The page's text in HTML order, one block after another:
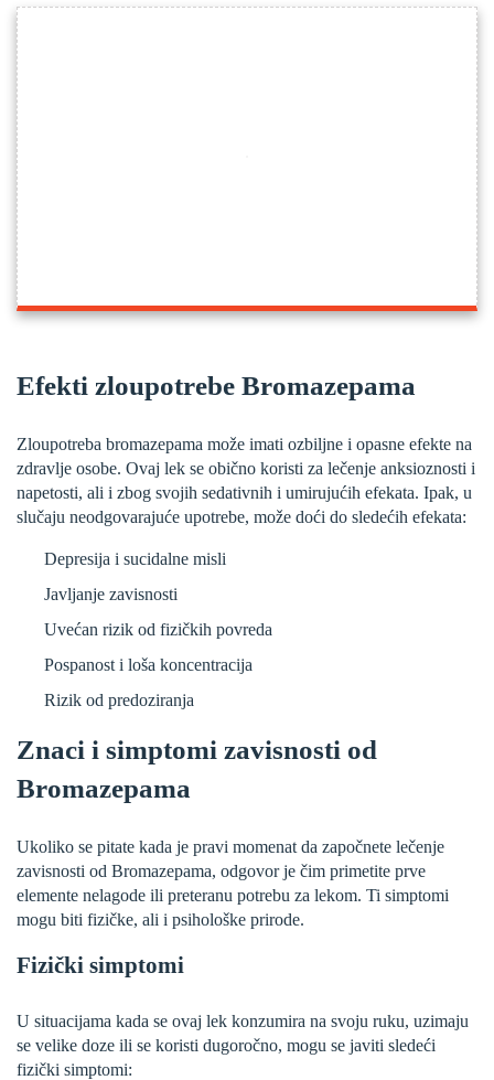
Efekti zloupotrebe Bromazepama
Zloupotreba bromazepama može imati ozbiljne i opasne efekte na
zdravlje osobe. Ovaj lek se obično koristi za lečenje anksioznosti i
napetosti, ali i zbog svojih sedativnih i umirujućih efekata. Ipak, u
slučaju neodgovarajuće upotrebe, može doći do sledećih efekata:
Depresija i sucidalne misli
Javljanje zavisnosti
Uvećan rizik od fizičkih povreda
Pospanost i loša koncentracija
Rizik od predoziranja
Znaci i simptomi zavisnosti od
Bromazepama
Ukoliko se pitate kada je pravi momenat da započnete lečenje
zavisnosti od Bromazepama, odgovor je čim primetite prve
elemente nelagode ili preteranu potrebu za lekom. Ti simptomi
mogu biti fizičke, ali i psihološke prirode.
Fizički simptomi
U situacijama kada se ovaj lek konzumira na svoju ruku, uzimaju
se velike doze ili se koristi dugoročno, mogu se javiti sledeći
fizički simptomi: